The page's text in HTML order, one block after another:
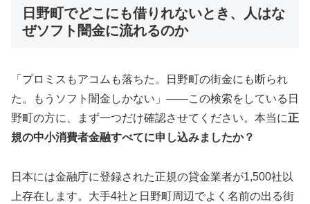
日野町でどこにも借りれないとき、人はな
ぜソフト闇金に流れるのか
「プロミスもアコムも落ちた。日野町の街金にも断られ
た。もうソフト闇金しかない」——この検索をしている日
野町の方に、まず一つだけ確認させてください。本当に正
規の中小消費者金融すべてに申し込みましたか？
日本には金融庁に登録された正規の貸金業者が1,500社以
上存在します。大手4社と日野町周辺でよく名前の出る街